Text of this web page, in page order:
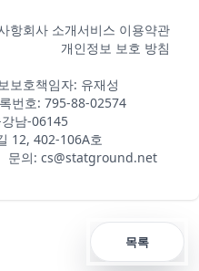
항회사 소개서비스 이용약관
개인정보 보호 방침
보호책임자: 유재성
번호: 795-88-02574
남-06145
12, 402-106A호
의: cs@statground.net
목록